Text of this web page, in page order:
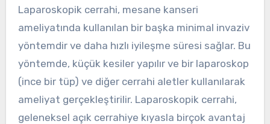
Laparoskopik cerrahi, mesane kanseri
ameliyatında kullanılan bir başka minimal invaziv
yöntemdir ve daha hızlı iyileşme süresi sağlar. Bu
yöntemde, küçük kesiler yapılır ve bir laparoskop
(ince bir tüp) ve diğer cerrahi aletler kullanılarak
ameliyat gerçekleştirilir. Laparoskopik cerrahi,
geleneksel açık cerrahiye kıyasla birçok avantaj